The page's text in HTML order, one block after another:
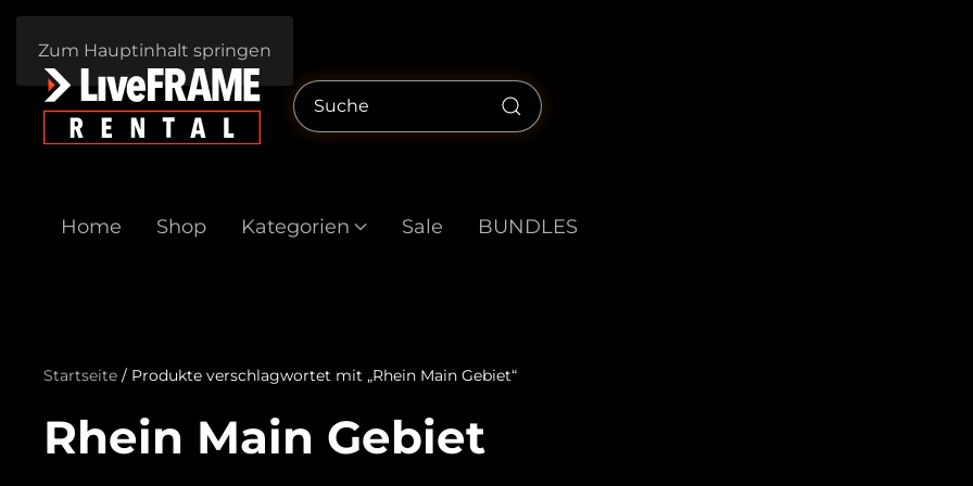
Zum Hauptinhalt springen
Home Shop Kategorien Sale BUNDLES
Startseite / Produkte verschlagwortet mit „Rhein Main Gebiet“
Rhein Main Gebiet